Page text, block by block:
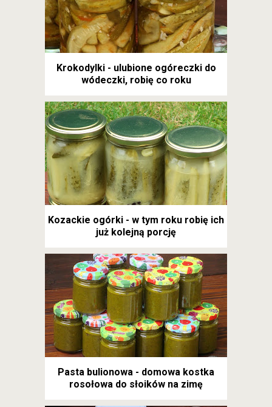
Krokodylki - ulubione ogóreczki do
wódeczki, robię co roku
Kozackie ogórki - w tym roku robię ich
już kolejną porcję
Pasta bulionowa - domowa kostka
rosołowa do słoików na zimę